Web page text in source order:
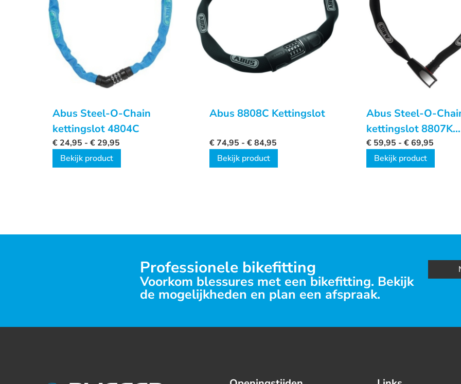
Abus Steel-O-Chain
kettingslot 4804C
€ 24,95 - € 29,95
Bekijk product
Abus 8808C Kettingslot
€74,95 - €84,95
Bekijk product
Abus Steel-O-
kettingslot 8807K
XPlus
€ 59,95 - €69,95
Bekijk product
Professionele bikefitting
Voorkom blessures met een bikefitting. Bekijk
de mogelijkheden en plan een afspraak.